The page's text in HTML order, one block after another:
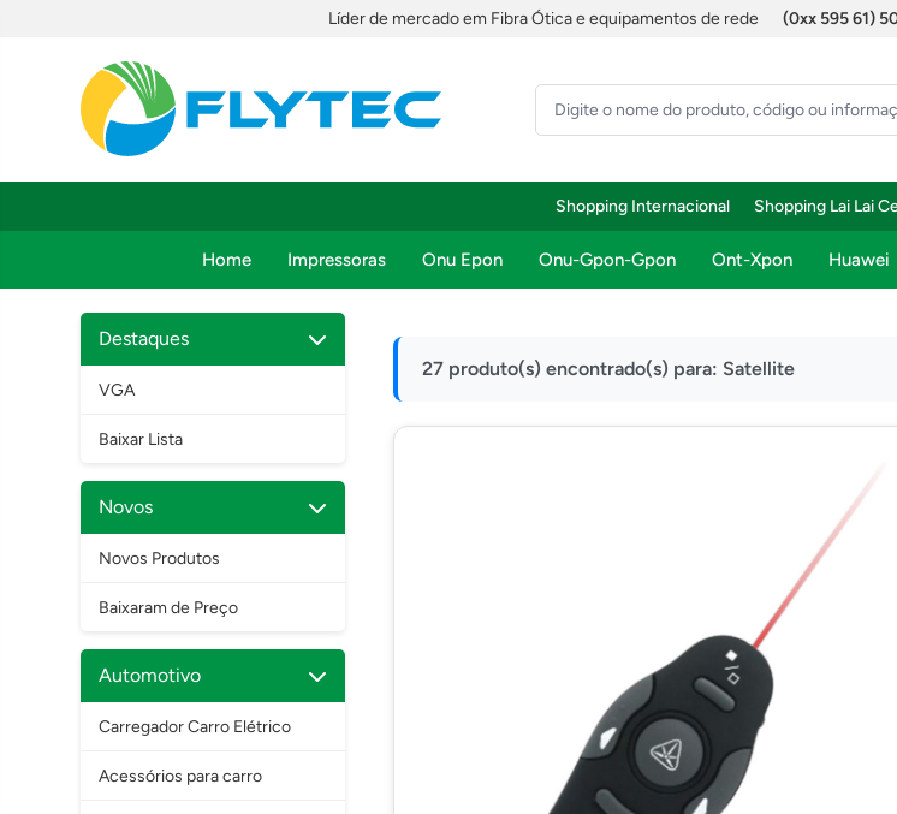
Líder de mercado em Fibra Ótica e equipamentos de rede (0xx 595 61)
Shopping Internacional Shopping Lai Lai
Home Impressoras Onu Epon Onu-Gpon-Gpon Ont-Xpon Huawei
Destaques
VGA
Baixar Lista
Novos
Novos Produtos
Baixaram de Preço
Automotivo
Carregador Carro Elétrico
Acessórios para carro
27 produto(s) encontrado(s) para: Satellite